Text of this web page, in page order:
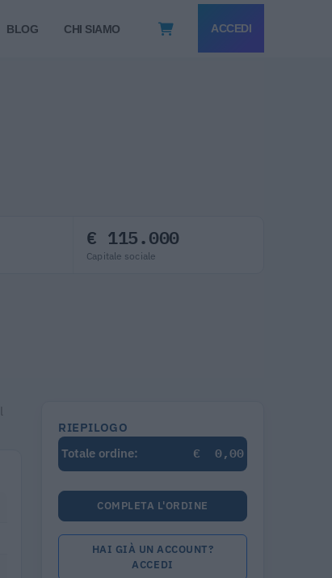
BLOG CHI SIAMO ACCEDI
€ 115.000
Capitale sociale
RIEPILOGO
Totale ordine:
€ 0,00
COMPLETA L'ORDINE
HAI GIÀ UN ACCOUNT?
ACCEDI